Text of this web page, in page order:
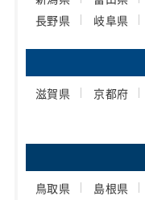
長野県
岐阜県
滋賀県 京都府
鳥取県 島根県